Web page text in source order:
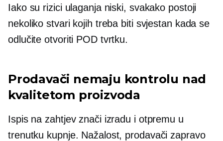
Iako su rizici ulaganja niski, svakako postoji
nekoliko stvari kojih treba biti svjestan kada se
odlučite otvoriti POD tvrtku.
Prodavači nemaju kontrolu nad
kvalitetom proizvoda
Ispis na zahtjev znači izradu i otpremu u
trenutku kupnje. Nažalost, prodavači zapravo